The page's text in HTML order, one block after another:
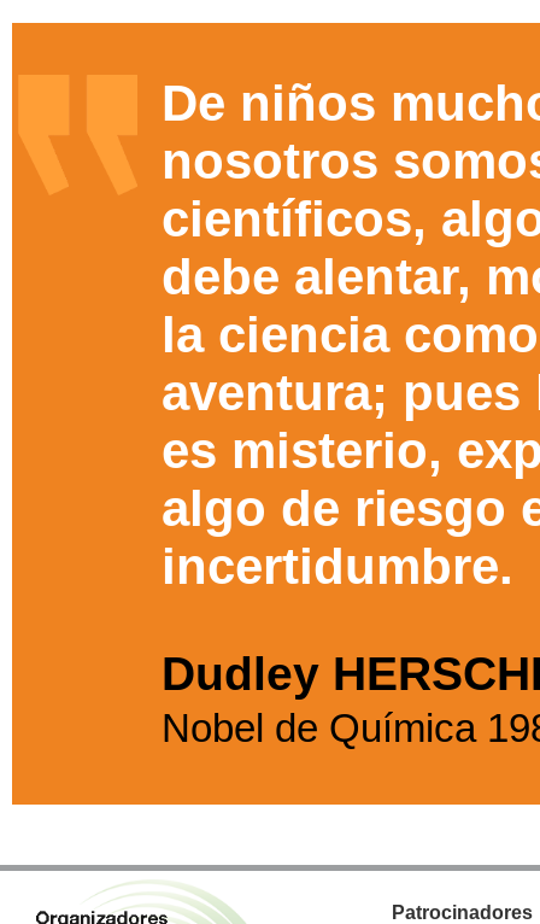
De niños
nosotros
científicos,
debe alentar,
la ciencia
aventura; pues
es misterio,
algo de riesgo
incertidumbre.
Dudley
Nobel de Química
Patrocinadores